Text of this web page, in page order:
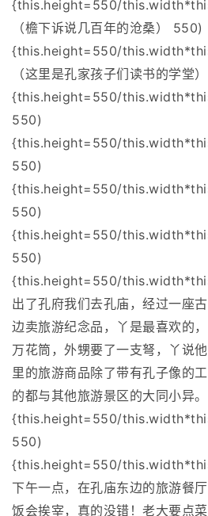
{this.height=550/
（檐下诉说几百年的沧桑） 550)
{this.height=550/
（这里是孔家孩子们读书的学堂
{this.height=550/
550)
{this.height=550/
550)
{this.height=550/
550)
{this.height=550/
550)
{this.height=550/
出了孔府我们去孔庙，经过一座
边卖旅游纪念品，丫是最喜欢的
万花筒，外甥要了一支弩，丫说
里的旅游商品除了带有孔子像的
的都与其他旅游景区的大同小异
{this.height=550/
550)
{this.height=550/
下午一点，在孔庙东边的旅游餐
饭会挨宰，真的没错！老大要点